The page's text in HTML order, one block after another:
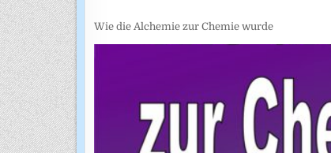
Wie die Alchemie zur Chemie wurde